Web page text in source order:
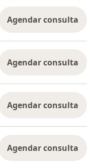
Agendar consulta
Agendar consulta
Agendar consulta
Agendar consulta